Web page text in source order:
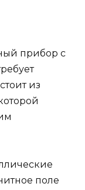
прибор с
из
поле